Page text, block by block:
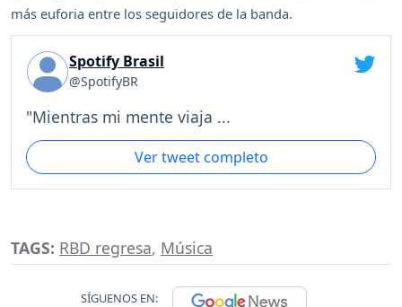
más euforia entre los seguidores de la banda.
Spotify Brasil
@SpotifyBR
"Mientras mi mente viaja ...
Ver tweet completo
TAGS: RBD regresa, Música
SÍGUENOS EN: